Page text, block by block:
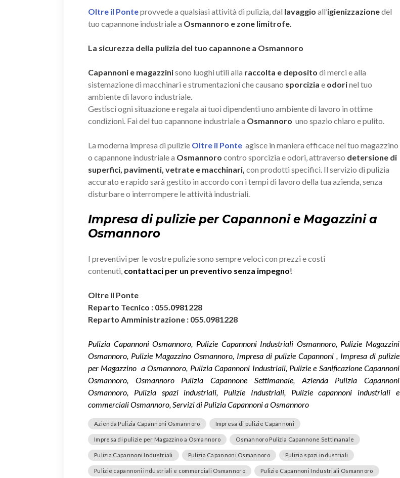
Oltre il Ponteprovvede a qualsiasi attività di pulizia, dal lavaggio all’igienizzazionedel
tuo capannone industriale a Osmannoro e zone limitrofe.
La sicurezza della pulizia del tuo capannone a Osmannoro
Capannoni e magazzinisono luoghi utili alla raccolta e deposito di merci e alla
sistemazione di macchinari e strumentazioni che causano sporcizia e odorinel tuo
ambiente di lavoro industriale.
Gestisci ogni situazione e regala ai tuoi dipendenti uno ambiente di lavoro in ottime
condizioni. Fai del tuo capannone industriale a Osmannoro uno spazio chiaro e pulito.
La moderna impresa di pulizie Oltre il Ponte agisce in maniera efficace nel tuo magazzino
o capannone industriale a Osmannoro contro sporcizia e odori, attraverso detersione di
superfici, pavimenti, vetrate e macchinari, con prodotti specifici. Il servizio di pulizia
accurato e rapido sarà gestito in accordo con i tempi di lavoro della tua azienda, senza
disturbare o interrompere le attività industriali.
Impresa di pulizie per Capannoni e Magazzini a
Osmannoro
I preventivi per le vostre pulizie sono sempre veloci con prezzi e costi
contenuti, contattaci per un preventivo senza impegno!
Oltre il Ponte
Reparto Tecnico : 055.0981228
Reparto Amministrazione : 055.0981228
Pulizia Capannoni Osmannoro, Pulizie Capannoni Industriali Osmannoro, Pulizie Magazzini
Osmannoro, Pulizie Magazzino Osmannoro, Impresa di pulizie Capannoni , Impresa di pulizie
per Magazzino a Osmannoro, Pulizia Capannoni Industriali, Pulizie e Sanificazione Capannoni
Osmannoro, Osmannoro Pulizia Capannone Settimanale, Azienda Pulizia Capannoni
Osmannoro, Pulizia spazi industriali, Pulizie Industriali, Pulizie capannoni industriali e
commerciali Osmannoro, Servizi di Pulizia Capannoni a Osmannoro
Azienda Pulizia Capannoni Osmannoro Impresa di pulizie Capannoni
Impresa di pulizie per Magazzino a Osmannoro Osmannoro Pulizia Capannone Settimanale
Pulizia Capannoni Industriali Pulizia Capannoni Osmannoro Pulizia spazi industriali
Pulizie capannoni industriali e commerciali Osmannoro Pulizie Capannoni Industriali Osmannoro